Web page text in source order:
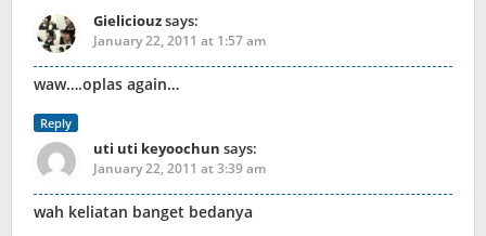
Gieliciouzsays:
January 22, 2011 at 1:57 am
waw….oplas again…
Reply
uti uti keyoochun says:
January 22, 2011 at 3:39 am
wah keliatan banget bedanya